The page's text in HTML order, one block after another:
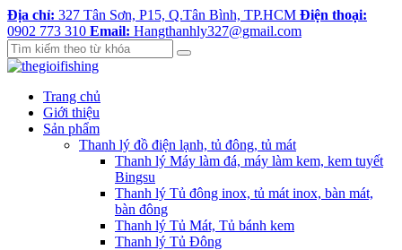
Địa chỉ: 327 Tân Sơn, P15, Q.Tân Bình, TP.HCM Điện thoại:
0902 773 310 Email: Hangthanhly327@gmail.com
Trang chủ
Giới thiệu
Sản phẩm
Thanh lý đồ điện lạnh, tủ đông, tủ mát
Thanh lý Máy làm đá, máy làm kem, kem tuyết
Bingsu
Thanh lý Tủ đông inox, tủ mát inox, bàn mát,
bàn đông
Thanh lý Tủ Mát, Tủ bánh kem
Thanh lý Tủ Đông